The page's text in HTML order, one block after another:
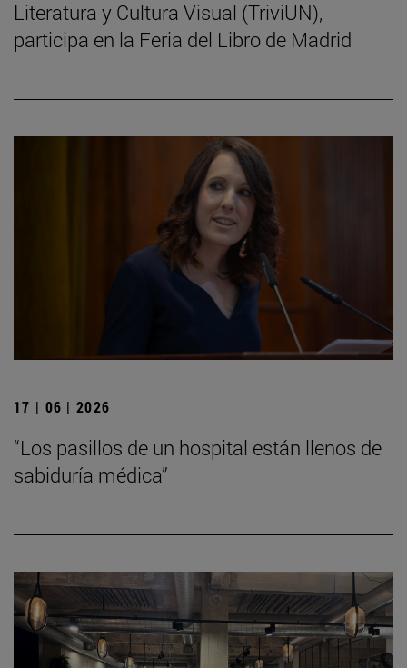
Literatura y Cultura Visual (TriviUN),
participa en la Feria del Libro de Madrid
17 | 06 | 2026
“Los pasillos de un hospital están llenos de
sabiduría médica”